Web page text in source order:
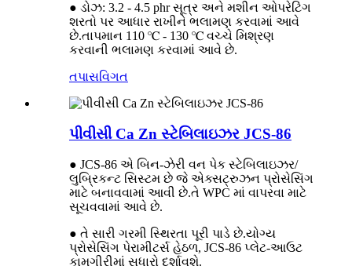
● ડોઝ: 3.2 - 4.5 phr સૂત્ર અને મશીન ઓપરેટિંગ
શરતો પર આધાર રાખીને ભલામણ કરવામાં આવે
છે.તાપમાન 110 ℃ - 130 ℃ વચ્ચે મિશ્રણ
કરવાની ભલામણ કરવામાં આવે છે.
તપાસવિગત
પીવીસી Ca Zn સ્ટેબિલાઇઝર JCS-86
● JCS-86 એ બિન-ઝેરી વન પેક સ્ટેબિલાઇઝર/
લુબ્રિકન્ટ સિસ્ટમ છે જે એક્સટ્રુઝન પ્રોસેસિંગ
માટે બનાવવામાં આવી છે.તે WPC માં વાપરવા માટે
સૂચવવામાં આવે છે.
● તે સારી ગરમી સ્થિરતા પૂરી પાડે છે.યોગ્ય
પ્રોસેસિંગ પેરામીટર્સ હેઠળ, JCS-86 પ્લેટ-આઉટ
કામગીરીમાં સુધારો દર્શાવશે.